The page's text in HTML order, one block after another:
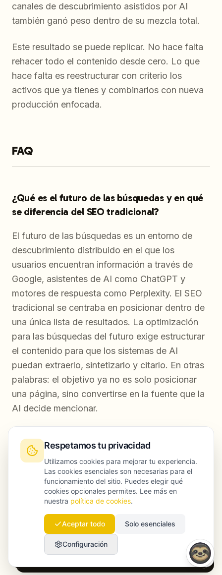
canales de descubrimiento asistidos por AI
también ganó peso dentro de su mezcla total.
Este resultado se puede replicar. No hace falta
rehacer todo el contenido desde cero. Lo que
hace falta es reestructurar con criterio los
activos que ya tienes y combinarlos con nueva
producción enfocada.
FAQ
¿Qué es el futuro de las búsquedas y en qué
se diferencia del SEO tradicional?
El futuro de las búsquedas es un entorno de
descubrimiento distribuido en el que los
usuarios encuentran información a través de
Google, asistentes de AI como ChatGPT y
motores de respuesta como Perplexity. El SEO
tradicional se centraba en posicionar dentro de
una única lista de resultados. La optimización
para las búsquedas del futuro exige estructurar
el contenido para que los sistemas de AI
puedan extraerlo, sintetizarlo y citarlo. En otras
palabras: el objetivo ya no es solo posicionar
una página, sino convertirse en la fuente que la
AI decide mencionar.
Respetamos tu privacidad
Utilizamos cookies para mejorar tu experiencia.
Las cookies esenciales son necesarias para el
funcionamiento del sitio. Puedes elegir qué
cookies opcionales permites. Lee más en
nuestra política de cookies.
Aceptar todo Solo esenciales
Configuración